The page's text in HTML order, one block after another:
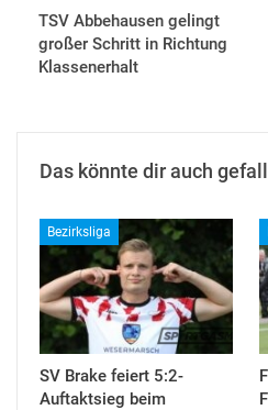
TSV Abbehausen gelingt
großer Schritt in Richtung
Klassenerhalt
Das könnte dir auch
Bezirksliga
SV Brake feiert 5:2-
Auftaktsieg beim